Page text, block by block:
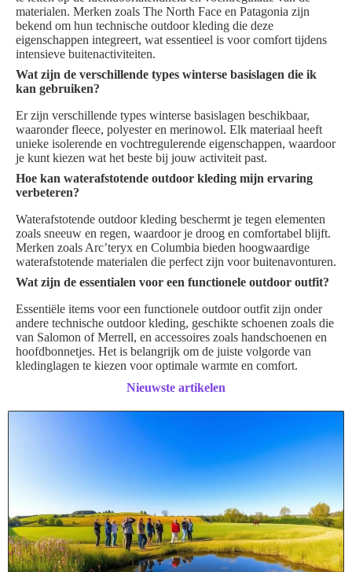
materialen. Merken zoals The North Face en Patagonia zijn
bekend om hun technische outdoor kleding die deze
eigenschappen integreert, wat essentieel is voor comfort tijdens
intensieve buitenactiviteiten.
Wat zijn de verschillende types winterse basislagen die ik
kan gebruiken?
Er zijn verschillende types winterse basislagen beschikbaar,
waaronder fleece, polyester en merinowol. Elk materiaal heeft
unieke isolerende en vochtregulerende eigenschappen, waardoor
je kunt kiezen wat het beste bij jouw activiteit past.
Hoe kan waterafstotende outdoor kleding mijn ervaring
verbeteren?
Waterafstotende outdoor kleding beschermt je tegen elementen
zoals sneeuw en regen, waardoor je droog en comfortabel blijft.
Merken zoals Arc’teryx en Columbia bieden hoogwaardige
waterafstotende materialen die perfect zijn voor buitenavonturen.
Wat zijn de essentialen voor een functionele outdoor outfit?
Essentiële items voor een functionele outdoor outfit zijn onder
andere technische outdoor kleding, geschikte schoenen zoals die
van Salomon of Merrell, en accessoires zoals handschoenen en
hoofdbonnetjes. Het is belangrijk om de juiste volgorde van
kledinglagen te kiezen voor optimale warmte en comfort.
Nieuwste artikelen